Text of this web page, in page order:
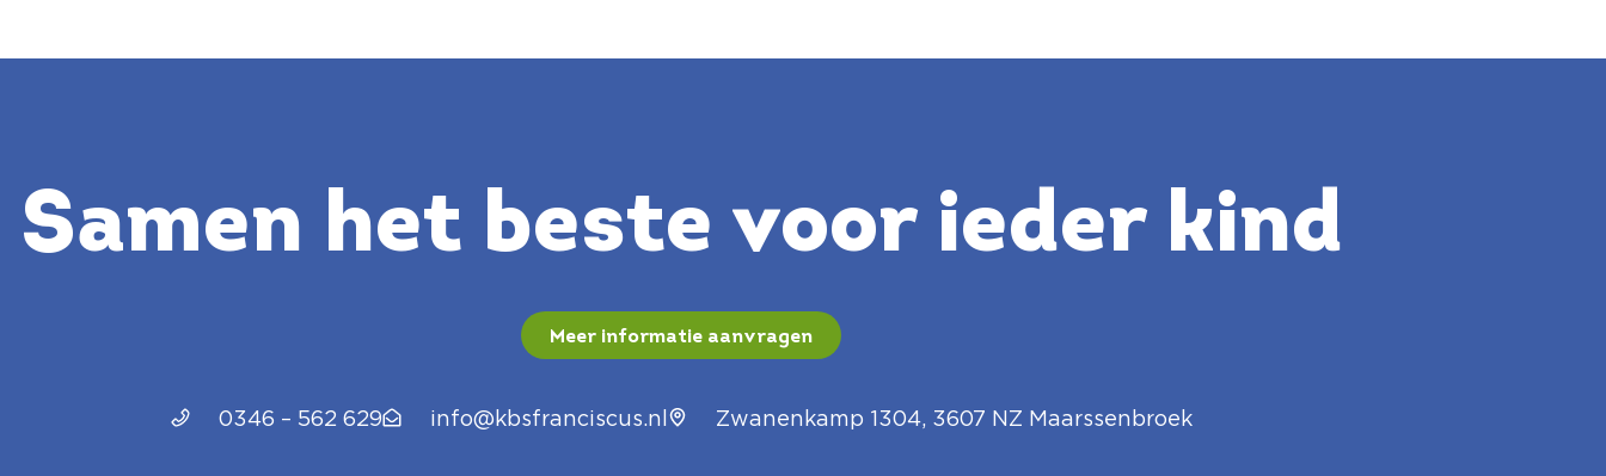
Samen het beste voor ieder kind
Meer informatie aanvragen
0346 – 562 629 info@kbsfranciscus.nl Zwanenkamp 1304, 3607 NZ Maarssenbroek